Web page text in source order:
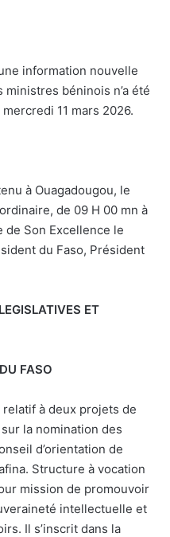
information nouvelle
béninois n’a été
11 mars 2026.
à Ouagadougou, le
de 09 H 00 mn à
de Son Excellence le
du Faso, Président
ET
FASO
à deux projets de
la nomination des
d’orientation de
Structure à vocation
mission de promouvoir
intellectuelle et
Il s’inscrit dans la